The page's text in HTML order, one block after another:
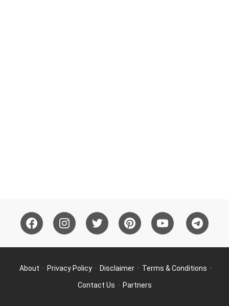
About Privacy Policy Disclaimer Terms & Conditions
Contact Us Partners